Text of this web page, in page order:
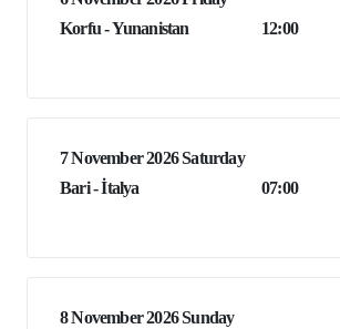
Korfu - Yunanistan
12:00
7 November 2026 Saturday
Bari - İtalya
07:00
8 November 2026 Sunday